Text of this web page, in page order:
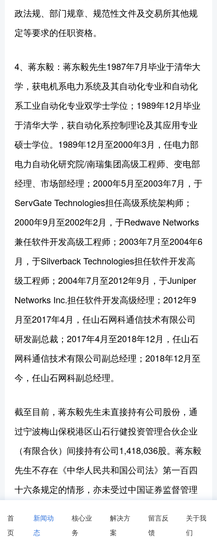
首
页
新闻动
态
核心业
务
解决方
案
留言反
馈
关于我
们
政法规、部门规章、规范性文件及交易所其他规
定等要求的任职资格。
4、蒋东毅：蒋东毅先生1987年7月毕业于清华大
学，获电机系电力系统及其自动化专业和自动化
系工业自动化专业双学士学位；1989年12月毕业
于清华大学，获自动化系控制理论及其应用专业
硕士学位。1989年12月至2000年3月，任电力部
电力自动化研究院/南瑞集团高级工程师、变电部
经理、市场部经理；2000年5月至2003年7月，于
ServGate Technologies担任高级系统架构师；
2000年9月至2002年2月，于Redwave Networks
兼任软件开发高级工程师；2003年7月至2004年6
月，于Silverback Technologies担任软件开发高
级工程师；2004年7月至2012年9月，于Juniper
Networks Inc.担任软件开发高级经理；2012年9
月至2017年4月，任山石网科通信技术有限公司
研发副总裁；2017年4月至2018年12月，任山石
网科通信技术有限公司副总经理；2018年12月至
今，任山石网科副总经理。
截至目前，蒋东毅先生未直接持有公司股份，通
过宁波梅山保税港区山石行健投资管理合伙企业
（有限合伙）间接持有公司1,418,036股。蒋东毅
先生不存在《中华人民共和国公司法》第一百四
十六条规定的情形，亦未受过中国证券监督管理
戒，不属于失信被执行人，也不存在因涉嫌犯罪